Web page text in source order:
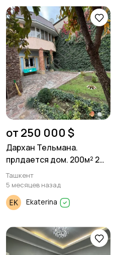
от 250 000 $
Дархан Тельмана.
прлдается дом. 200м² 2
сотки земли
Ташкент
5 месяцев назад
Ekaterina